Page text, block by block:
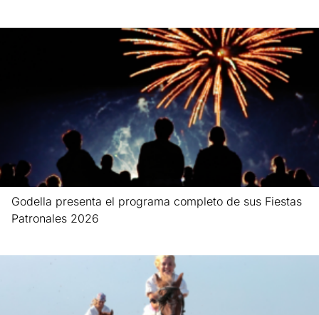
Godella presenta el programa completo de sus Fiestas
Patronales 2026